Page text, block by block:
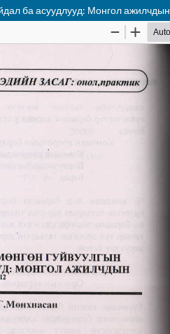
ба асуудлууд: Монгол